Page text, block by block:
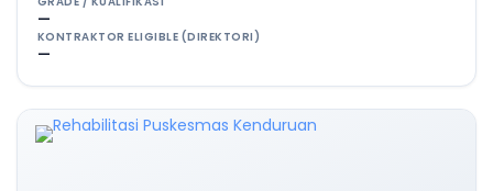
—
KONTRAKTOR ELIGIBLE (DIREKTORI)
—